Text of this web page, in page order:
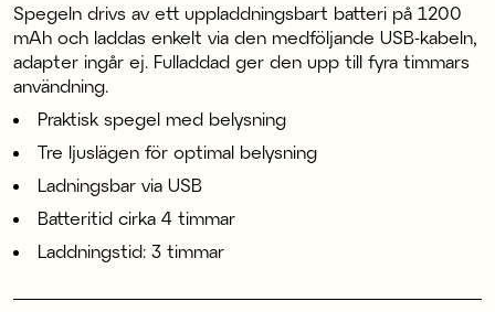
Spegeln drivs av ett uppladdningsbart batteri på 1200
mAh och laddas enkelt via den medföljande USB-kabeln,
adapter ingår ej. Fulladdad ger den upp till fyra timmars
användning.
Praktisk spegel med belysning
Tre ljuslägen för optimal belysning
Ladningsbar via USB
Batteritid cirka 4 timmar
Laddningstid: 3 timmar